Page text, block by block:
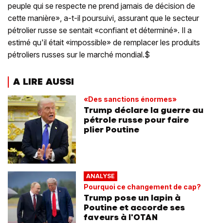
peuple qui se respecte ne prend jamais de décision de
cette manière», a-t-il poursuivi, assurant que le secteur
pétrolier russe se sentait «confiant et déterminé». Il a
estimé qu'il était «impossible» de remplacer les produits
pétroliers russes sur le marché mondial.$
A LIRE AUSSI
«Des sanctions énormes»
Trump déclare la guerre au
pétrole russe pour faire
plier Poutine
ANALYSE
Pourquoi ce changement de cap?
Trump pose un lapin à
Poutine et accorde ses
faveurs à l'OTAN